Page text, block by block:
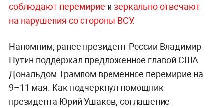
соблюдают перемирие и зеркально отвечают
на нарушения со стороны ВСУ.
Напомним, ранее президент России Владимир
Путин поддержал предложенное главой США
Дональдом Трампом временное перемирие на
9–11 мая. Как подчеркнул помощник
президента Юрий Ушаков, соглашение